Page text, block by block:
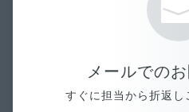
メールでの
すぐに担当から折返し